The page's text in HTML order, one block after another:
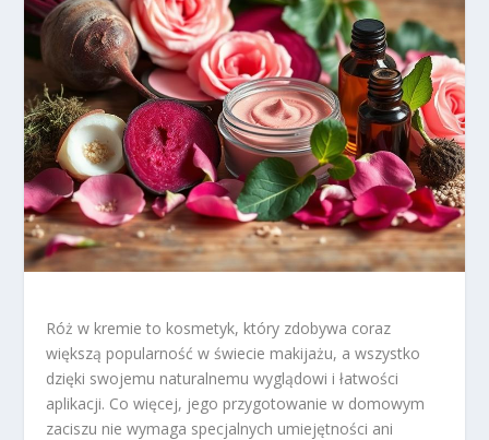
Róż w kremie to kosmetyk, który zdobywa coraz
większą popularność w świecie makijażu, a wszystko
dzięki swojemu naturalnemu wyglądowi i łatwości
aplikacji. Co więcej, jego przygotowanie w domowym
zaciszu nie wymaga specjalnych umiejętności ani